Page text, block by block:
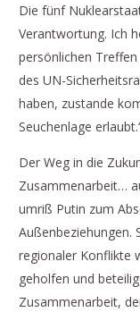
Die fünf
Verantwortung. Ich
persönlichen
des UN-
haben, zustande
Seuchenlage
Der Weg in die
Zusammenarbeit…
umriß Putin zum
Außenbeziehungen.
regionaler Konflikte
geholfen und
Zusammenarbeit,